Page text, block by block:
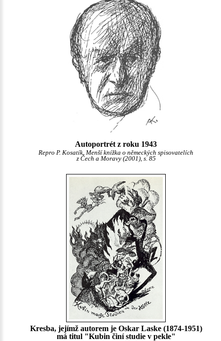
Autoportrét z roku 1943
Repro P. Kosatík, Menší knížka o německých spisovatelích
z Čech a Moravy (2001), s. 85
Kresba, jejímž autorem je Oskar Laske (1874-1951)
má titul "Kubin činí studie v pekle"